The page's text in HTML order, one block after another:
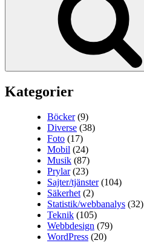
Kategorier
Böcker(9)
Diverse (38)
Foto (17)
Mobil (24)
Musik (87)
Prylar(23)
Sajter/tjänster(104)
Säkerhet(2)
Statistik/webbanalys (32)
Teknik (105)
Webbdesign (79)
WordPress (20)